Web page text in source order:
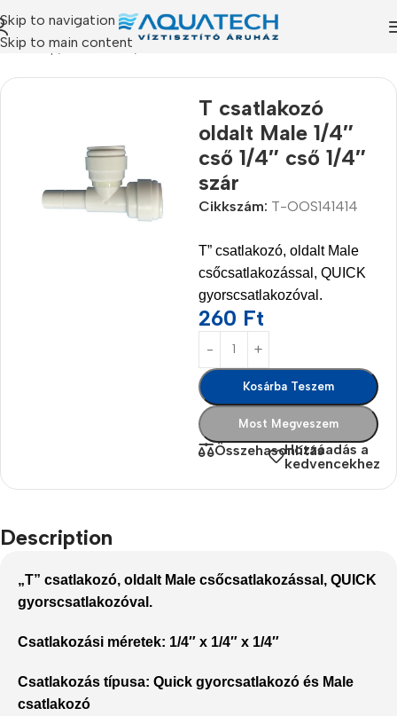
Skip to navigation
Skip to main content
Kezdőlap/Termékeink
T csatlakozó
oldalt Male 1/4″
cső 1/4″ cső 1/4″
szár
Cikkszám: T-OOS141414
T” csatlakozó, oldalt Male
csőcsatlakozással, QUICK
gyorscsatlakozóval.
260 Ft
Kosárba Teszem
Most Megveszem
ÖsszehasonlításHozzáadás a
kedvencekhez
Description
„T” csatlakozó, oldalt Male csőcsatlakozással, QUICK
gyorscsatlakozóval.
Csatlakozási méretek: 1/4″ x 1/4″ x 1/4″
Csatlakozás típusa: Quick gyorcsatlakozó és Male
csatlakozó